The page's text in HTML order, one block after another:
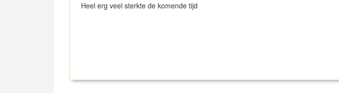
Heel erg veel sterkte de komende tijd